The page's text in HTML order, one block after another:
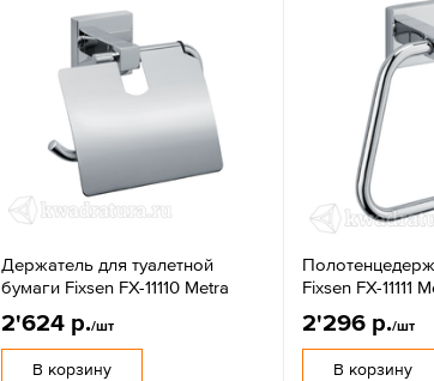
Держатель для туалетной
бумаги Fixsen FX-11110 Metra
2'624 р./шт
В корзину
Fixsen FX-11111
2'296 р./шт
В корзину